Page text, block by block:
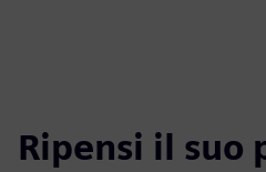
Ripensi il suo